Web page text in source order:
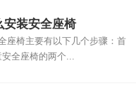
安装安全座椅
座椅主要有以下几个步骤：首
全座椅的两个...